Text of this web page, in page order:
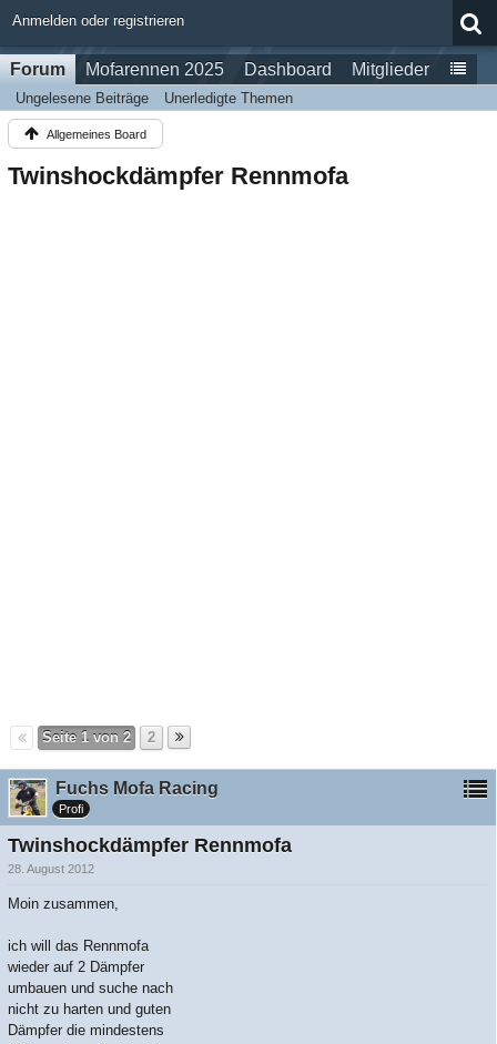
Anmelden oder registrieren
Forum Mofarennen 2025 Dashboard Mitglieder
Ungelesene Beiträge Unerledigte Themen
Allgemeines Board
Twinshockdämpfer Rennmofa
Seite 1 von 2 2
Fuchs Mofa Racing
Profi
Twinshockdämpfer Rennmofa
28. August 2012
Moin zusammen,
ich will das Rennmofa
wieder auf 2 Dämpfer
umbauen und suche nach
nicht zu harten und guten
Dämpfer die mindestens